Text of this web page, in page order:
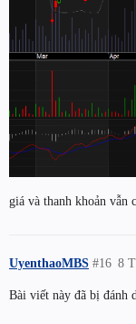
giá và thanh khoản vẫn
UyenthaoMBS 8
#16
Bài viết này đã bị đánh